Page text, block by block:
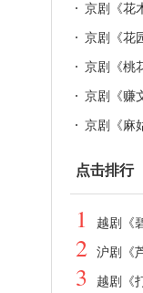
京剧《花
征》剧本
京剧《花
京剧《桃
京剧《赚
京剧《麻
点击排行
1 越剧《
2 沪剧《
3 越剧《